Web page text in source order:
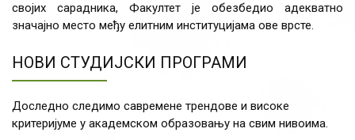
својих сарадника, Факултет је обезбедио адекватно
значајно место међу елитним институцијама ове врсте.
НОВИ СТУДИЈСКИ ПРОГРАМИ
Доследно следимо савремене трендове и високе
критеријуме у академском образовању на свим нивоима.